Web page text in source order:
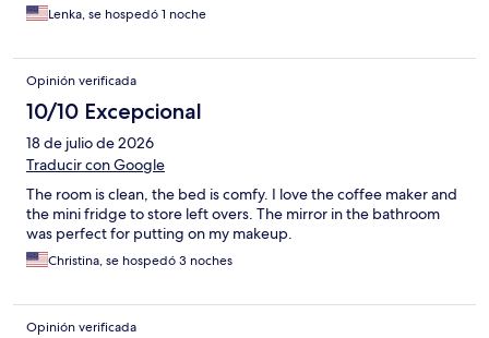
Lenka, se hospedó 1 noche
Opinión verificada
10/10 Excepcional
18 de julio de 2026
Traducir con Google
The room is clean, the bed is comfy. I love the coffee maker and
the mini fridge to store left overs. The mirror in the bathroom
was perfect for putting on my makeup.
Christina, se hospedó 3 noches
Opinión verificada